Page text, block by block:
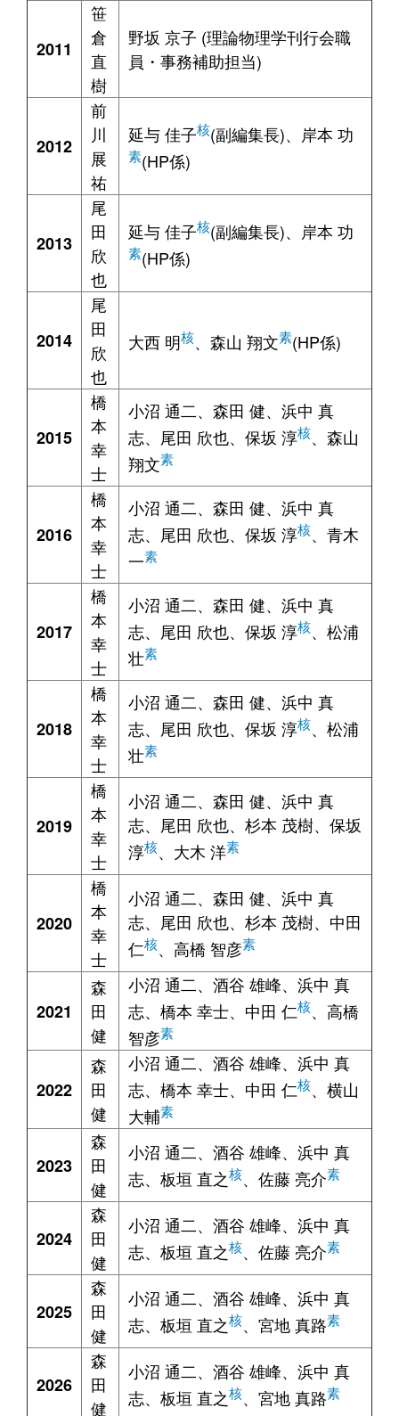
2011
笹
倉
直
樹
野坂 京子 (理論物理学刊行会職
員・事務補助担当)
2012
前
川
展
祐
延与 佳子核(副編集長)、岸本 功
素(HP係)
2013
尾
田
欣
也
延与 佳子核(副編集長)、岸本 功
素(HP係)
2014
尾
田
欣
也
大西 明核、森山 翔文素(HP係)
2015
橋
本
幸
士
小沼 通二、森田 健、浜中 真
志、尾田 欣也、保坂 淳核、森山
翔文素
2016
橋
本
幸
士
小沼 通二、森田 健、浜中 真
志、尾田 欣也、保坂 淳核、青木
一素
2017
橋
本
幸
士
小沼 通二、森田 健、浜中 真
志、尾田 欣也、保坂 淳核、松浦
壮素
2018
橋
本
幸
士
小沼 通二、森田 健、浜中 真
志、尾田 欣也、保坂 淳核、松浦
壮素
2019
橋
本
幸
士
小沼 通二、森田 健、浜中 真
志、尾田 欣也、杉本 茂樹、保坂
淳核、大木 洋素
2020
橋
本
幸
士
小沼 通二、森田 健、浜中 真
志、尾田 欣也、杉本 茂樹、中田
仁核、高橋 智彦素
2021
森
田
健
小沼 通二、酒谷 雄峰、浜中 真
志、橋本 幸士、中田 仁核、高橋
智彦素
2022
森
田
健
小沼 通二、酒谷 雄峰、浜中 真
志、橋本 幸士、中田 仁核、横山
大輔素
2023
森
田
健
小沼 通二、酒谷 雄峰、浜中 真
志、板垣 直之核、佐藤 亮介素
2024
森
田
健
小沼 通二、酒谷 雄峰、浜中 真
志、板垣 直之核、佐藤 亮介素
2025
森
田
健
小沼 通二、酒谷 雄峰、浜中 真
志、板垣 直之核、宮地 真路素
2026
森
田
健
小沼 通二、酒谷 雄峰、浜中 真
志、板垣 直之核、宮地 真路素